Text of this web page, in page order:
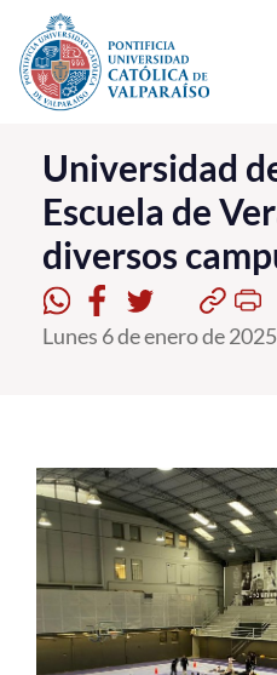
Click acá para ir directamente al
La Universidad
Investigación, Creación e
PUCV Internacional
Vinculación con el Medio
Postgrado
Formación Continua
Estudiantes
Académicos
Universidad
Escuela de
diversos
Lunes 6 de enero de 2025